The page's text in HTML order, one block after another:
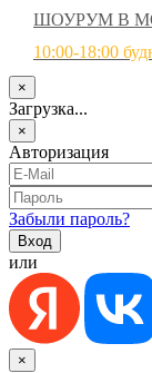
ШОУРУМ В
10:00-18:00
×
Загрузка...
×
Авторизация
Забыли пароль?
или
×